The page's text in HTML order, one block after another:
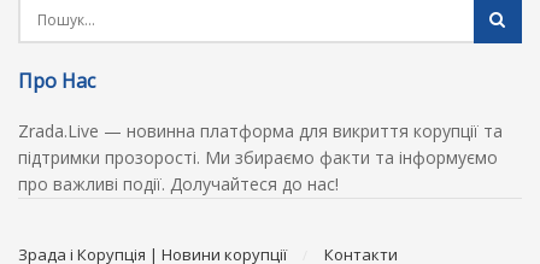
Про Нас
Zrada.Live — новинна платформа для викриття корупції та
підтримки прозорості. Ми збираємо факти та інформуємо
про важливі події. Долучайтеся до нас!
Зрада і Корупція | Новини корупції Контакти